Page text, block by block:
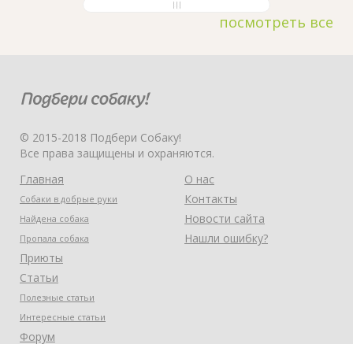
посмотреть все
© 2015-2018 Подбери Собаку!
Все права защищены и охраняются.
Главная
Собаки в добрые руки
Найдена собака
Пропала собака
Приюты
Статьи
Полезные статьи
Интересные статьи
Форум
О нас
Контакты
Новости сайта
Нашли ошибку?